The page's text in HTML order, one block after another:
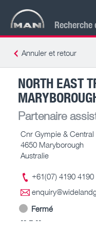
Annuler et retour
NORTH EAST
Partenaire
Cnr Gympie & Central
4650 Maryborough
Australie
+61(07) 4190 4190
Fermé
-- – --